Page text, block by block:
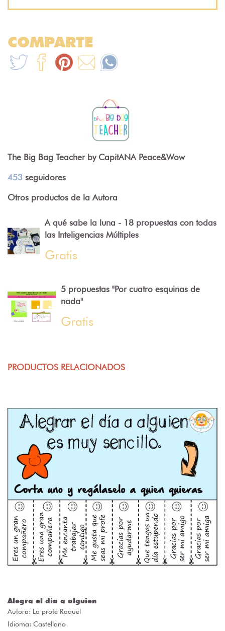
COMPARTE
The Big Bag Teacher by CapitANA Peace&Wow
453 seguidores
Otros productos de la Autora
A qué sabe la luna - 18 propuestas con todas
las Inteligencias Múltiples
Gratis
5 propuestas "Por cuatro esquinas de
nada"
Gratis
PRODUCTOS RELACIONADOS
Alegra el día a alguien
Autora: La profe Raquel
Idioma: Castellano